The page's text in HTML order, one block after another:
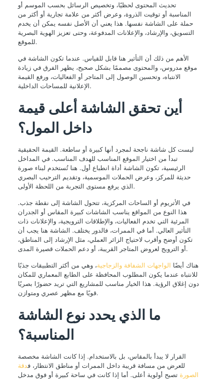
تحديث المحتوى لحظيًا، وتخصيص الرسائل بحسب الموسم أو
المناسبة أو توقيت الذروة، وعرض أكثر من علامة تجارية أو أكثر من
حملة على الشاشة نفسها. هذا يعني أن الأصل نفسه يمكن أن يخدم
التسويق، والإرشاد، والإعلانات المدفوعة، وحتى تعزيز الهوية البصرية
للموقع.
الأهم من ذلك أن التأثير هنا قابل للقياس. عندما تكون الشاشة في
موقع مدروس، والمحتوى مصممًا بشكل صحيح، يظهر الفرق في زيادة
الانتباه، وتحسين الوصول إلى المتاجر أو الفعاليات، ورفع القيمة
الإعلانية للمساحات الداخلية.
أين تحقق الشاشة أعلى قيمة
داخل المول؟
ليست كل شاشة ناجحة لمجرد أنها كبيرة أو ساطعة. القيمة الحقيقية
تبدأ من اختيار الموقع المناسب للهدف المناسب. في المداخل
الرئيسية، تكون الشاشة أداة انطباع أول. هنا تُستخدم لبناء صورة
حديثة للمركز، وعرض الحملات الموسمية، وتقديم الترحيب البصري
الذي يرفع مستوى التجربة من اللحظة الأولى.
في الأتريوم أو الساحات المركزية، تتحول الشاشة إلى نقطة جذب.
هذا النوع من المواقع يناسب الشاشات كبيرة المقاس أو الجدران
المرئية التي تخدم الفعاليات، والإطلاقات الترويجية، والإعلانات ذات
التأثير العالي. أما في الممرات، فالدور يختلف. الشاشة هنا يجب أن
تكون أوضح وأقرب لاحتياج الزائر العملي، مثل الإرشاد إلى المناطق،
أو الترويج لعروض المتاجر القريبة، أو دعم الحملات قصيرة المدى.
هناك أيضًا الواجهات الشفافة والزجاجية، وهي من أكثر التطبيقات جذبًا
للانتباه عندما يكون المطلوب المحافظة على الطابع المعماري للمكان
دون إغلاق الرؤية. هذا الخيار مناسب للمشاريع التي تريد حضورًا بصريًا
قويًا مع مظهر عصري ومتوازن.
ما الذي يحدد نوع الشاشة
المناسبة؟
القرار لا يبدأ بالمقاس، بل بالاستخدام. إذا كانت الشاشة مخصصة
للعرض من مسافة قريبة داخل الممرات أو مناطق الانتظار، فدقة
الصورة تصبح أولوية أعلى. أما إذا كانت في ساحة كبيرة أو فوق مدخل